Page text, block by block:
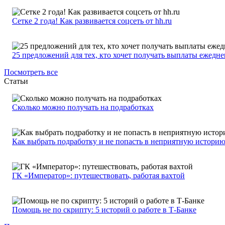
Сетке 2 года! Как развивается соцсеть от hh.ru
25 предложений для тех, кто хочет получать выплаты
Посмотреть все
Статьи
Сколько можно получать на подработках
Как выбрать подработку и не попасть в неприятную историю
ГК «Император»: путешествовать, работая вахтой
Помощь не по скрипту: 5 историй о работе в Т-Банке